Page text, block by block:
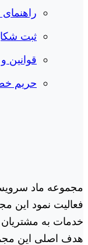
ثبت
قوانین
حریم
فعالیت نمود این
هدف اصلی این